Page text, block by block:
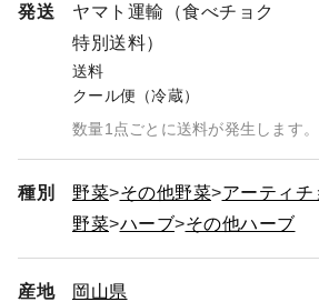
発送
ヤマト運輸（食べチョク
特別送料）
送料
クール便（冷蔵）
数量1点ごとに送料が発生します。
種別 野菜 その他野菜
アーティチ
野菜 ハーブ その他ハーブ
産地 岡山県